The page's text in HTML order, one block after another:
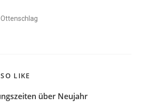
LIKE
über Neujahr